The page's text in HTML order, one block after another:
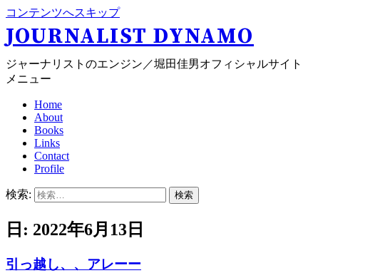
コンテンツへスキップ
JOURNALIST DYNAMO
ジャーナリストのエンジン／堀田佳男オフィシャルサイト
メニュー
Home
About
Books
Links
Contact
Profile
検索:
日: 2022年6月13日
引っ越し、、アレーー